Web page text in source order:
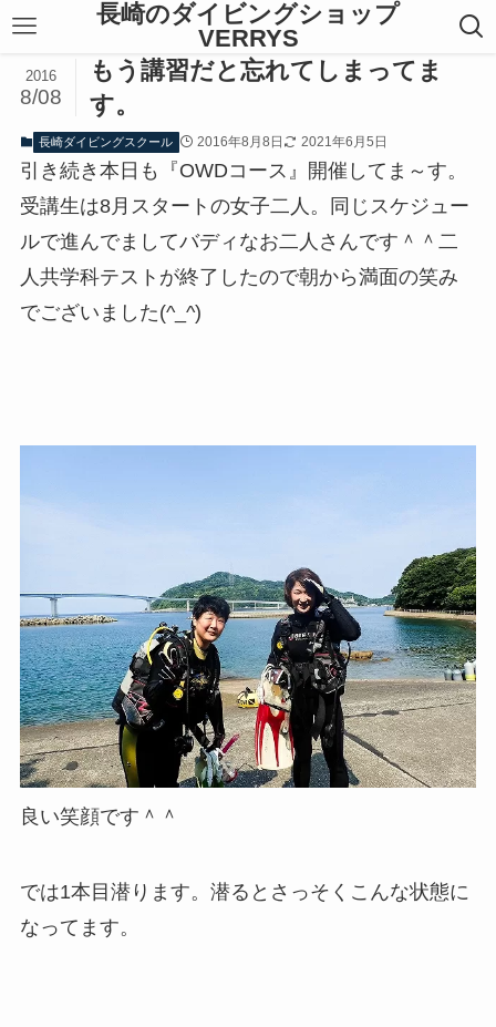
長崎のダイビングショップ
VERRYS
もう講習だと忘れてしまってま
す。
2016
8/08
長崎ダイビングスクール 2016年8月8日 2021年6月5日
引き続き本日も『OWDコース』開催してま～す。
受講生は8月スタートの女子二人。同じスケジュー
ルで進んでましてバディなお二人さんです＾＾二
人共学科テストが終了したので朝から満面の笑み
でございました(^_^)
良い笑顔です＾＾
では1本目潜ります。潜るとさっそくこんな状態に
なってます。